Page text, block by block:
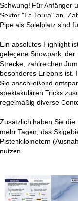
Schwung! Für Anfänger
Sektor "La Toura" an.
Pipe als Spielplatz sind
Ein absolutes Highlight
gelegene Snowpark, der
Strecke, zahlreichen
besonderes Erlebnis ist.
Sie anschließend
spektakulären Tricks
regelmäßig diverse
Zusätzlich haben Sie
mehr Tagen, das
Pistenkilometern
nutzen.